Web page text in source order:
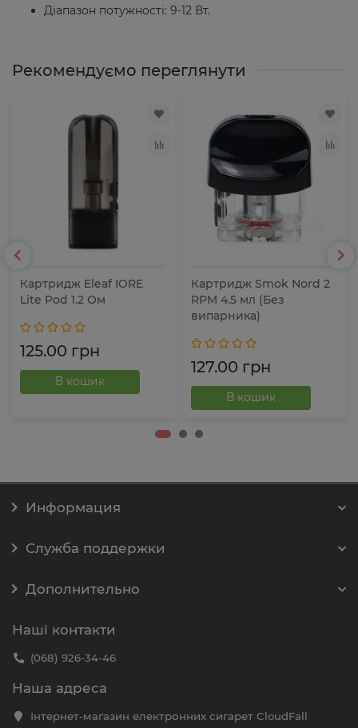
Діапазон потужності: 9-12 Вт.
Рекомендуємо переглянути
Картридж Eleaf IORE
Lite Pod 1.2 Ом
125.00 грн
В кошик
Картридж Smok Nord 2
RPM 4.5 мл (Без
випарника)
127.00 грн
В кошик
Информация
Служба поддержки
Дополнительно
Наші контакти
(068) 926-34-46
Наша адреса
Інтернет-магазин електронних сигарет CloudFall